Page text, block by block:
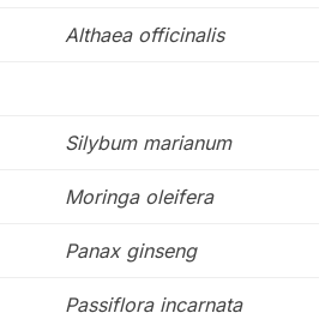
Althaea officinalis
Silybum marianum
Moringa oleifera
Panax ginseng
Passiflora incarnata